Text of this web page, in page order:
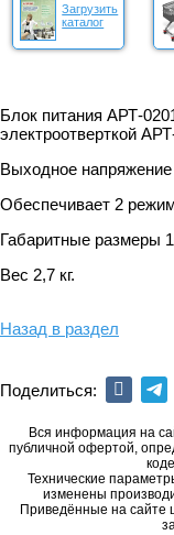
Загрузить
каталог
Блок питания АРТ-
электроотверткой
Выходное
Обеспечивает 2
Габаритные размеры
Вес 2,7 кг.
Назад в раздел
Поделиться:
Вся информация на
публичной офертой,
Технические
изменены
Приведённые на сайте